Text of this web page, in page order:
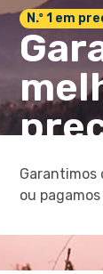
N.º 1 em
Garantimos
ou